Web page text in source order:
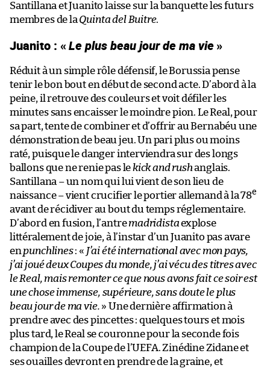
Santillana et Juanito laisse sur la banquette les futurs
membres de la Quinta del Buitre.
Juanito : «Le plus beau jour de ma vie»
Réduit à un simple rôle défensif, le Borussia pense
tenir le bon bout en début de second acte. D’abord à la
peine, il retrouve des couleurs et voit défiler les
minutes sans encaisser le moindre pion. Le Real, pour
sa part, tente de combiner et d’offrir au Bernabéu une
démonstration de beau jeu. Un pari plus ou moins
raté, puisque le danger interviendra sur des longs
ballons que ne renie pas le kick and rushanglais.
Santillana – un nom qui lui vient de son lieu de
naissance – vient crucifier le portier allemand à la 78e
avant de récidiver au bout du temps réglementaire.
D’abord en fusion, l’antremadridistaexplose
littéralement de joie, à l’instar d’un Juanito pas avare
en punchlines: « J’ai été international avec mon pays,
j’ai joué deux Coupes du monde, j’ai vécu des titres avec
le Real, mais remonter ce que nous avons fait ce soir est
une chose immense, supérieure, sans doute le plus
beau jour de ma vie. » Une dernière affirmation à
prendre avec des pincettes : quelques tours et mois
plus tard, le Real se couronne pour la seconde fois
champion de la Coupe de l’UEFA. Zinédine Zidane et
ses ouailles devront en prendre de la graine, et